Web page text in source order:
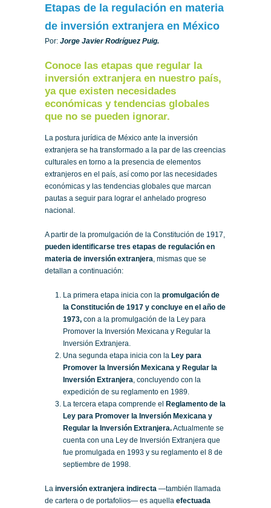
Etapas de la regulación en materia
de inversión extranjera en México
Por: Jorge Javier Rodríguez Puig.
Conoce las etapas que regular la
inversión extranjera en nuestro país,
ya que existen necesidades
económicas y tendencias globales
que no se pueden ignorar.
La postura jurídica de México ante la inversión
extranjera se ha transformado a la par de las creencias
culturales en torno a la presencia de elementos
extranjeros en el país, así como por las necesidades
económicas y las tendencias globales que marcan
pautas a seguir para lograr el anhelado progreso
nacional.
A partir de la promulgación de la Constitución de 1917,
pueden identificarse tres etapas de regulación en
materia de inversión extranjera, mismas que se
detallan a continuación:
La primera etapa inicia con la promulgación de
la Constitución de 1917 y concluye en el año de
1973, con a la promulgación de la Ley para
Promover la Inversión Mexicana y Regular la
Inversión Extranjera.
Una segunda etapa inicia con la Ley para
Promover la Inversión Mexicana y Regular la
Inversión Extranjera, concluyendo con la
expedición de su reglamento en 1989.
La tercera etapa comprende el
Reglamento de la
Ley para Promover la Inversión Mexicana y
Regular la Inversión Extranjera.Actualmente se
cuenta con una Ley de Inversión Extranjera que
fue promulgada en 1993 y su reglamento el 8 de
septiembre de 1998.
La inversión extranjera indirecta —también llamada
de cartera o de portafolios— es aquella efectuada